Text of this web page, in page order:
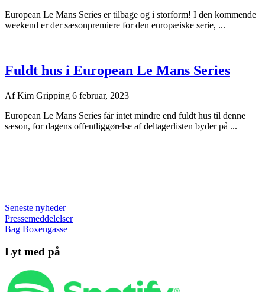
European Le Mans Series er tilbage og i storform! I den kommende
weekend er der sæsonpremiere for den europæiske serie, ...
Fuldt hus i European Le Mans Series
AfKim Gripping 6 februar, 2023
European Le Mans Series får intet mindre end fuldt hus til denne
sæson, for dagens offentliggørelse af deltagerlisten byder på ...
Seneste nyheder
Pressemeddelelser
Bag Boxengasse
Lyt med på